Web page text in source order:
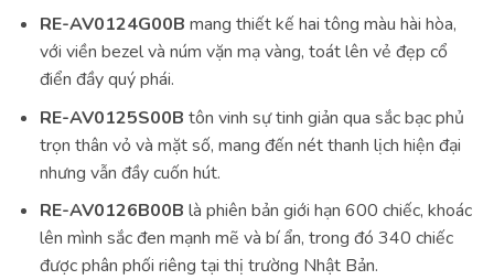
RE-AV0124G00B mang thiết kế hai tông màu hài hòa,
với viền bezel và núm vặn mạ vàng, toát lên vẻ đẹp cổ
điển đầy quý phái.
RE-AV0125S00B tôn vinh sự tinh giản qua sắc bạc phủ
trọn thân vỏ và mặt số, mang đến nét thanh lịch hiện đại
nhưng vẫn đầy cuốn hút.
RE-AV0126B00B là phiên bản giới hạn 600 chiếc, khoác
lên mình sắc đen mạnh mẽ và bí ẩn, trong đó 340 chiếc
được phân phối riêng tại thị trường Nhật Bản.